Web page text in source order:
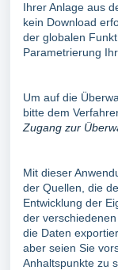
Ihrer Anlage aus
kein Download
der globalen
Parametrierung
Um auf die
bitte dem
Zugang zur
Mit dieser
der Quellen, die
Entwicklung der
der
die Daten
aber seien Sie
Anhaltspunkte zu